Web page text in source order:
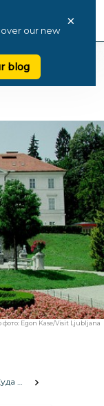
our new
blog
×
фото: Egon Kase/Visit Ljubljana
Куда пойти и что посмотреть